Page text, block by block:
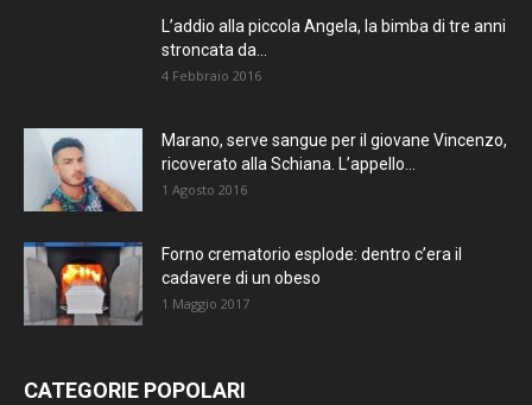
L’addio alla piccola Angela, la bimba di tre anni
stroncata da...
4 Febbraio 2016
Marano, serve sangue per il giovane Vincenzo,
ricoverato alla Schiana. L’appello...
1 Agosto 2016
Forno crematorio esplode: dentro c’era il
cadavere di un obeso
1 Maggio 2017
CATEGORIE POPOLARI